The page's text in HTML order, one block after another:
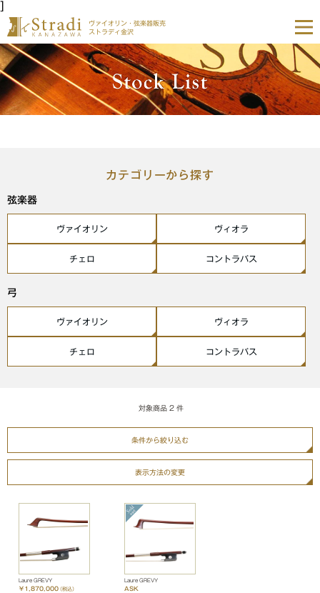
]
ヴァイオリン・弦楽器販売
ストラディ金沢
カテゴリーから探す
弦楽器
ヴァイオリン ヴィオラ
チェロ コントラバス
弓
ヴァイオリン ヴィオラ
チェロ コントラバス
対象商品 2 件
条件から絞り込む
表示方法の変更
Laure GREVY
￥1,870,000（税込）
Laure GREVY
ASK